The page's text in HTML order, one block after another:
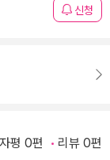
신청
평 0편 리뷰 0편